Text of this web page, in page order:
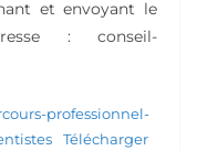
et envoyant le
: conseil-
professionnel-
Télécharger